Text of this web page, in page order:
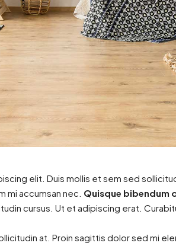
elit. Duis mollis et sem sed
mi accumsan nec. Quisque bibendum
cursus. Ut et adipiscing erat.
at. Proin sagittis dolor sed mi